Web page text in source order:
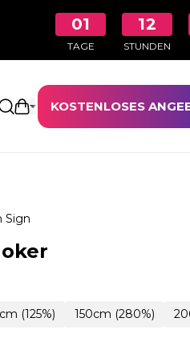
01
TAGE
12
STUNDEN
Einkaufswagen öffnen
KOSTENLOSES
Sign
(125%) 150cm (280%)